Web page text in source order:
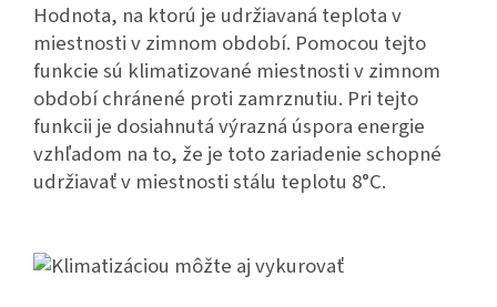
Hodnota, na ktorú je udržiavaná teplota v
miestnosti v zimnom období. Pomocou tejto
funkcie sú klimatizované miestnosti v zimnom
období chránené proti zamrznutiu. Pri tejto
funkcii je dosiahnutá výrazná úspora energie
vzhľadom na to, že je toto zariadenie schopné
udržiavať v miestnosti stálu teplotu 8°C.